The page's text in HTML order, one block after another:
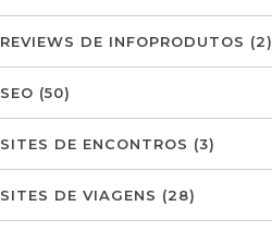
REVIEWS DE INFOPRODUTOS (2)
SEO (50)
SITES DE ENCONTROS (3)
SITES DE VIAGENS (28)